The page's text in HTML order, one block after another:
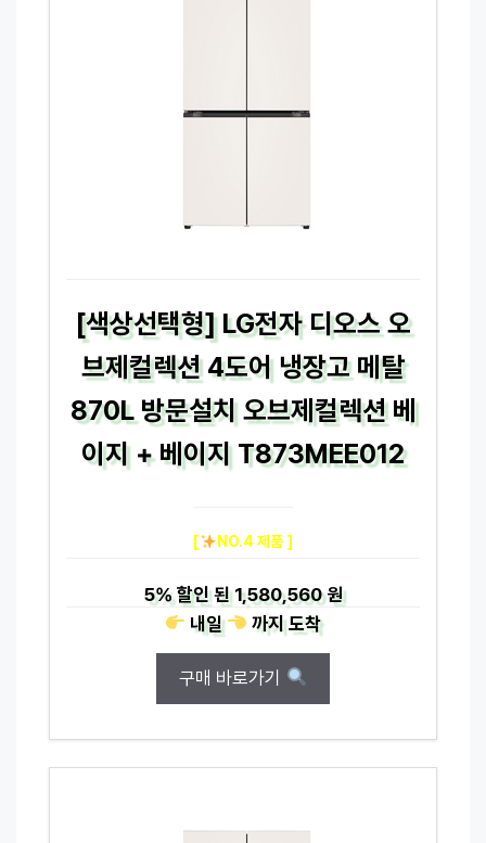
[색상선택형] LG전자 디오스 오
브제컬렉션 4도어 냉장고 메탈
870L 방문설치 오브제컬렉션 베
이지 + 베이지 T873MEE012
[ NO.4 제품 ]
5%할인 된1,580,560 원
내일
까지도착
구매 바로가기